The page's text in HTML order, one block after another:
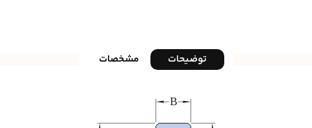
توضیحات مشخصات